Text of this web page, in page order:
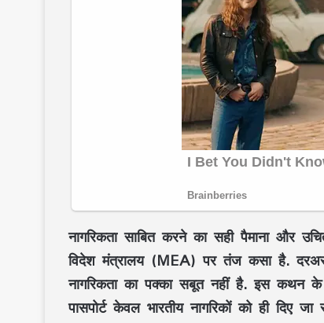
नागरिकता साबित करने का सही पैमाना और
विदेश मंत्रालय (MEA) पर तंज कसा है.
नागरिकता का पक्का सबूत नहीं है. इस कथन
पासपोर्ट केवल भारतीय नागरिकों को ही दिए